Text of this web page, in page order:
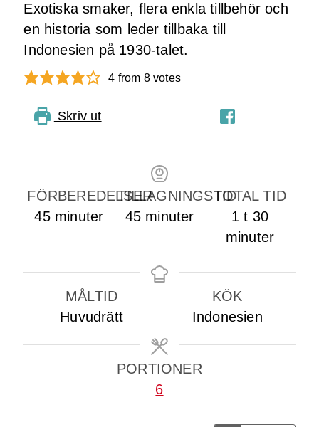
Exotiska smaker, flera enkla tillbehör och
en historia som leder tillbaka till
Indonesien på 1930-talet.
4 from 8votes
Skriv ut
FÖRBEREDELSER
45minuter
minuter
TILLAGNINGSTID
45minuter
minuter
TOTAL TID
1 timme
t 30
minuter
MÅLTID
Huvudrätt
KÖK
Indonesien
PORTIONER
6